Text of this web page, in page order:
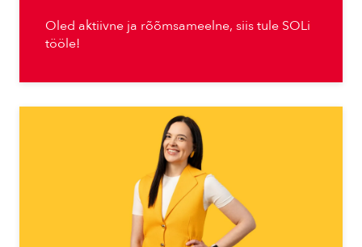
Oled aktiivne ja rõõmsameelne, siis tule SOLi
tööle!